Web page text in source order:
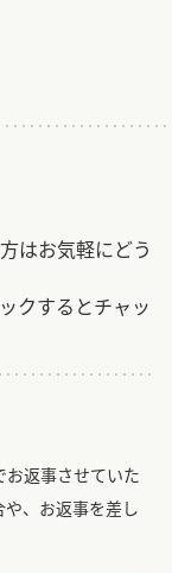
はお気軽にどう
クするとチャッ
お返事させていた
、お返事を差し